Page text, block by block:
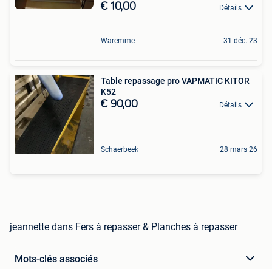
€ 10,00 Détails
Waremme 31 déc. 23
Table repassage pro VAPMATIC KITOR
K52
€ 90,00 Détails
Schaerbeek 28 mars 26
jeannette dans Fers à repasser & Planches à repasser
Mots-clés associés